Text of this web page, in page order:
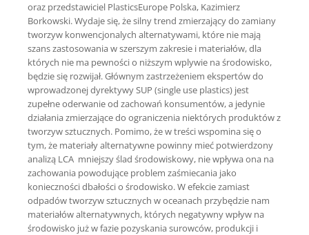
oraz przedstawiciel PlasticsEurope Polska, Kazimierz
Borkowski. Wydaje się, że silny trend zmierzający do zamiany
tworzyw konwencjonalych alternatywami, które nie mają
szans zastosowania w szerszym zakresie i materiałów, dla
których nie ma pewności o niższym wplywie na środowisko,
będzie się rozwijał. Głównym zastrzeżeniem ekspertów do
wprowadzonej dyrektywy SUP (single use plastics) jest
zupełne oderwanie od zachowań konsumentów, a jedynie
działania zmierzające do ograniczenia niektórych produktów z
tworzyw sztucznych. Pomimo, że w treści wspomina się o
tym, że materiały alternatywne powinny mieć potwierdzony
analizą LCA mniejszy ślad środowiskowy, nie wpływa ona na
zachowania powodujące problem zaśmiecania jako
konieczności dbałości o środowisko. W efekcie zamiast
odpadów tworzyw sztucznych w oceanach przybędzie nam
materiałów alternatywnych, których negatywny wpływ na
środowisko już w fazie pozyskania surowców, produkcji i